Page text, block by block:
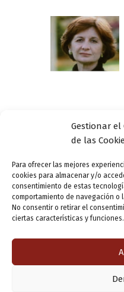
Gestionar el
de las
Para ofrecer las mejores
cookies para almacenar y/o
consentimiento de estas
comportamiento de navegación
No consentir o retirar el
ciertas características y funciones.
Feria del Libro de
ensutinta/30 abril, 2015
Alicia Giménez Bartlett
cabezas visibles en un